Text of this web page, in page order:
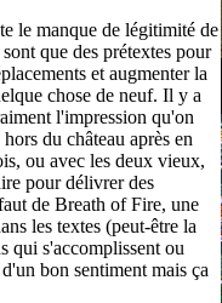
le manque de légitimité de
que des prétextes pour
et augmenter la
chose de neuf. Il y a
l'impression qu'on
du château après en
ou avec les deux vieux,
pour délivrer des
de Breath of Fire, une
les textes (peut-être la
qui s'accomplissent ou
bon sentiment mais ça